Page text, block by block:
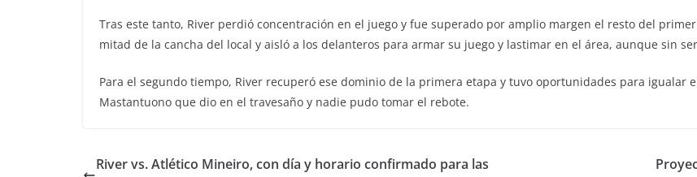
Tras este tanto, River perdió concentración en el juego y fue superado por amplio margen el resto del
mitad de la cancha del local y aisló a los delanteros para armar su juego y lastimar en el área, aunque sin
Para el segundo tiempo, River recuperó ese dominio de la primera etapa y tuvo oportunidades para igualar
Mastantuono que dio en el travesaño y nadie pudo tomar el rebote.
River vs. Atlético Mineiro, con día y horario confirmado para las